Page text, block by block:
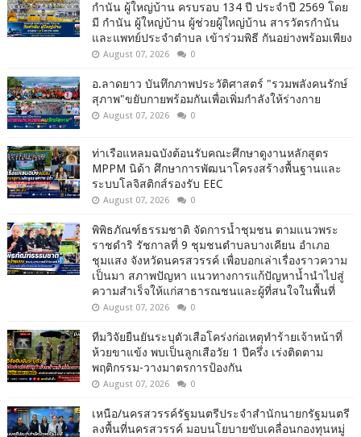
กำนัน ผู้ใหญ่บ้าน ครบรอบ 134 ปี ประจำปี 2569 โดย
มี กำนัน ผู้ใหญ่บ้าน ผู้ช่วยผู้ใหญ่บ้าน สารวัตรกำนัน
และแพทย์ประจำตำบล เข้าร่วมพิธี กันอย่างพร้อมเพียง
August 07, 2026 0
อ.ลาดยาว บันทึกภาพประวัติศาสตร์ "รวมพลังคนรักษ์
สุภาพ"ขยับกายพร้อมกันเพื่อเพิ่มกำลังให้ร่างกาย
August 07, 2026 0
ท่าเรือแหลมฉบังต้อนรับคณะศึกษาดูงานหลักสูตร
MPPM นิด้า ศึกษาการพัฒนาโครงสร้างพื้นฐานและ
ระบบโลจิสติกส์รองรับ EEC
August 07, 2026 0
พิพิธภัณฑ์ธรรมชาติ จัดการน้ำชุมชน ตามแนวพระ
ราชดำริ รัชกาลที่ 9 ชุมชนตำบลบางเคียน อำเภอ
ชุมแสง จังหวัดนครสวรรค์ เพื่อบอกเล่าเรื่องราวความ
เป็นมา สภาพปัญหา แนวทางการแก้ปัญหาน้ำนำไปสู่
ความสำเร็จให้แก่สาธารณชนและผู้ที่สนใจในพื้นที่
August 07, 2026 0
ทีมวิจัยยืนยันระบุตัวเสือโคร่งก่อเหตุทำร้ายเจ้าหน้าที่
ห้วยขาแข้ง พบเป็นลูกเสือวัย 1 ปีครึ่ง เร่งติดตาม
พฤติกรรม-วางมาตรการป้องกัน
August 07, 2026 0
เหนือ/นครสวรรค์รัฐมนตรีประจำสำนักนายกรัฐมนตรี
ลงพื้นที่นครสวรรค์ มอบนโยบายขับเคลื่อนกองทุนหมู่